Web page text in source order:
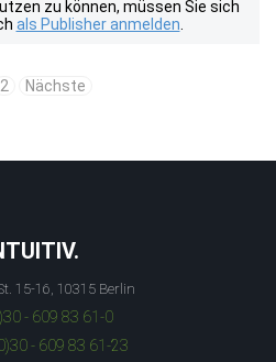
zu können, müssen Sie sich
als Publisher anmelden
2 Nächste
15-16, 10315 Berlin
- 609 83 61-0
- 609 83 61-23